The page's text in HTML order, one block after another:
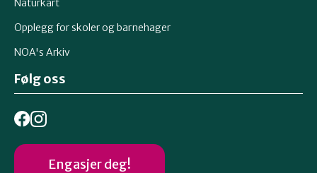
Naturkart
Opplegg for skoler og barnehager
NOA's Arkiv
Følg oss
Engasjer deg!